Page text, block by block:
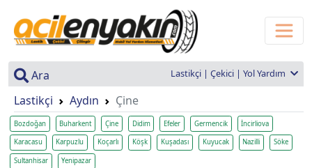
Ara Lastikçi | Çekici | Yol Yardım
Lastikçi Aydın Çine
Bozdoğan Buharkent Çine Didim Efeler Germencik İncirliova
Karacasu Karpuzlu Koçarlı Köşk Kuşadası Kuyucak Nazilli Söke
Sultanhisar Yenipazar